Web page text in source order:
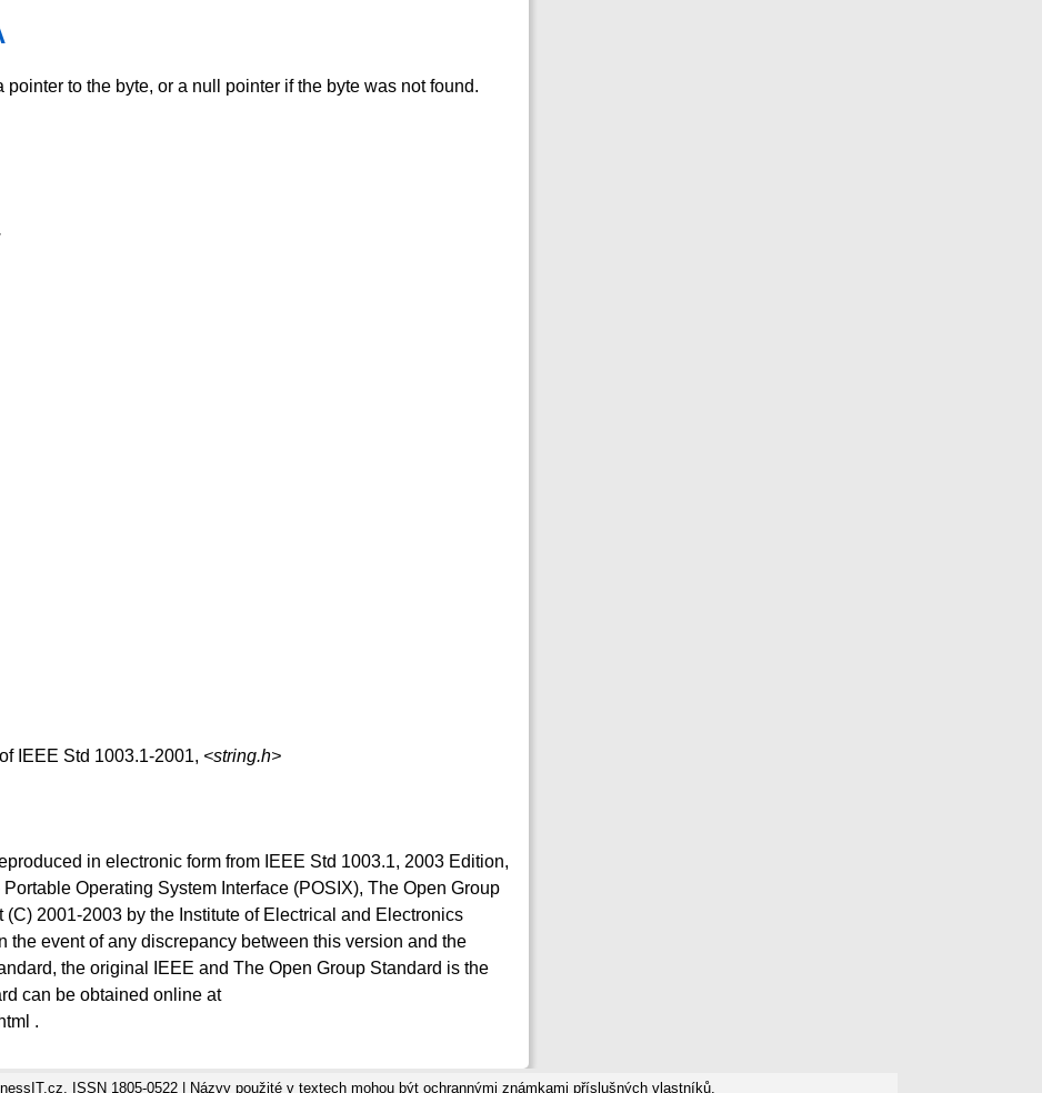
pointer to the byte, or a null pointer if the byte was not found.
IEEE Std 1003.1-2001, <string.h>
in electronic form from IEEE Std 1003.1, 2003 Edition,
Operating System Interface (POSIX), The Open Group
2001-2003 by the Institute of Electrical and Electronics
the event of any discrepancy between this version and the
the original IEEE and The Open Group Standard is the
can be obtained online at
.
ISSN 1805-0522 | Názvy použité v textech mohou být ochrannými známkami příslušných vlastníků.